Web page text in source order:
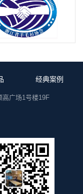
江省毛衫协会
经典案例
高广场1号楼19F